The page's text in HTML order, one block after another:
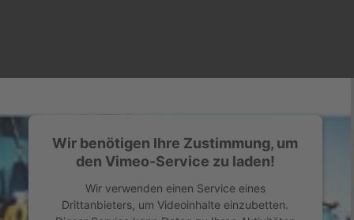
Wir benötigen Ihre Zustimmung, um
den Vimeo-Service zu laden!
Wir verwenden einen Service eines
Drittanbieters, um Videoinhalte einzubetten.